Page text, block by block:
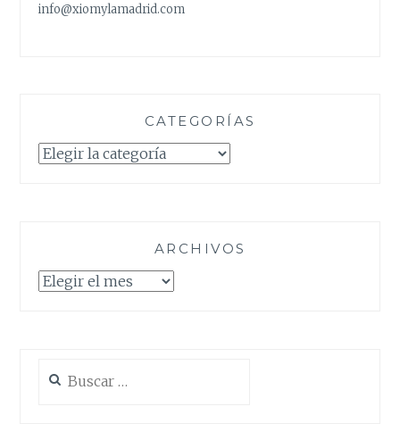
info@xiomylamadrid.com
CATEGORÍAS
Categorías
ARCHIVOS
Archivos